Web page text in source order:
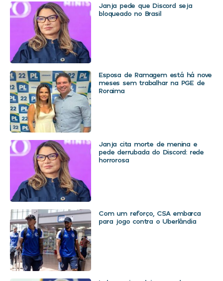
Janja pede que Discord seja
bloqueado no Brasil
Esposa de Ramagem está há nove
meses sem trabalhar na PGE de
Roraima
Janja cita morte de menina e
pede derrubada do Discord: rede
horrorosa
Com um reforço, CSA embarca
para jogo contra o Uberlândia